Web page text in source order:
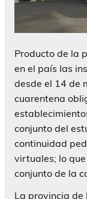
Producto de la
en el país las
desde el 14 de
cuarentena
conjunto del
continuidad
virtuales; lo
conjunto de la
La provincia de